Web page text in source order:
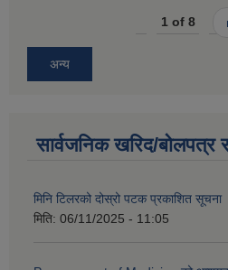
1 of 8
अन्य
सार्वजनिक खरिद/बोलपत्र
मिनि टिलरको दोस्रो पटक प्रकाशित सूचना
मिति: 06/11/2025 - 11:05